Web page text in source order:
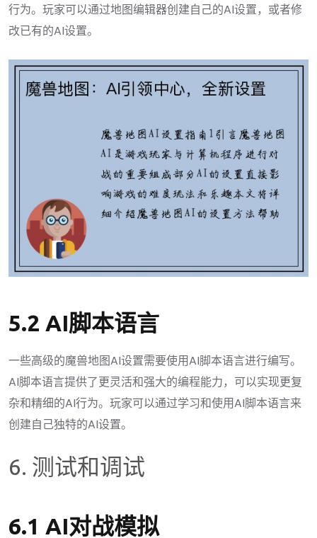
行为。玩家可以通过地图编辑器创建自己的AI设置，或者修
改已有的AI设置。
5.2 AI脚本语言
一些高级的魔兽地图AI设置需要使用AI脚本语言进行编写。
AI脚本语言提供了更灵活和强大的编程能力，可以实现更复
杂和精细的AI行为。玩家可以通过学习和使用AI脚本语言来
创建自己独特的AI设置。
6. 测试和调试
6.1 AI对战模拟